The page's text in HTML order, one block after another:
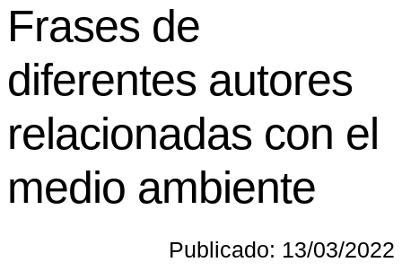
Frases de
diferentes autores
relacionadas con el
medio ambiente
Publicado: 13/03/2022